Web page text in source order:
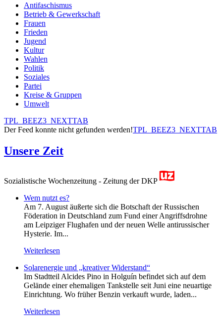
Antifaschismus
Betrieb & Gewerkschaft
Frauen
Frieden
Jugend
Kultur
Wahlen
Politik
Soziales
Partei
Kreise & Gruppen
Umwelt
TPL_BEEZ3_NEXTTAB
Der Feed konnte nicht gefunden werden!TPL_BEEZ3_NEXTTAB
Unsere Zeit
Sozialistische Wochenzeitung - Zeitung der DKP
Wem nutzt es?
Am 7. August äußerte sich die Botschaft der Russischen
Föderation in Deutschland zum Fund einer Angriffsdrohne
am Leipziger Flughafen und der neuen Welle antirussischer
Hysterie. Im...
Weiterlesen
Solarenergie und „kreativer Widerstand“
Im Stadtteil Alcides Pino in Holguín befindet sich auf dem
Gelände einer ehemaligen Tankstelle seit Juni eine neuartige
Einrichtung. Wo früher Benzin verkauft wurde, laden...
Weiterlesen